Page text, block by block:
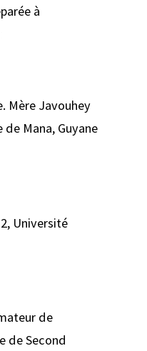
à
Mère Javouhey
Mana, Guyane
Université
de
de Second